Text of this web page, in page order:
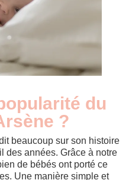
du
?
beaucoup sur son histoire
des années. Grâce à notre
de bébés ont porté ce
Une manière simple et